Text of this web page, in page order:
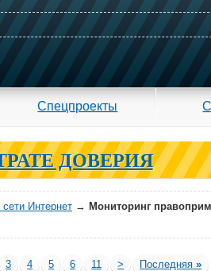
Спецпроекты
ДОВЕРИЯ
Интернет → Мониторинг
3 4 5 6 11 > Последняя»